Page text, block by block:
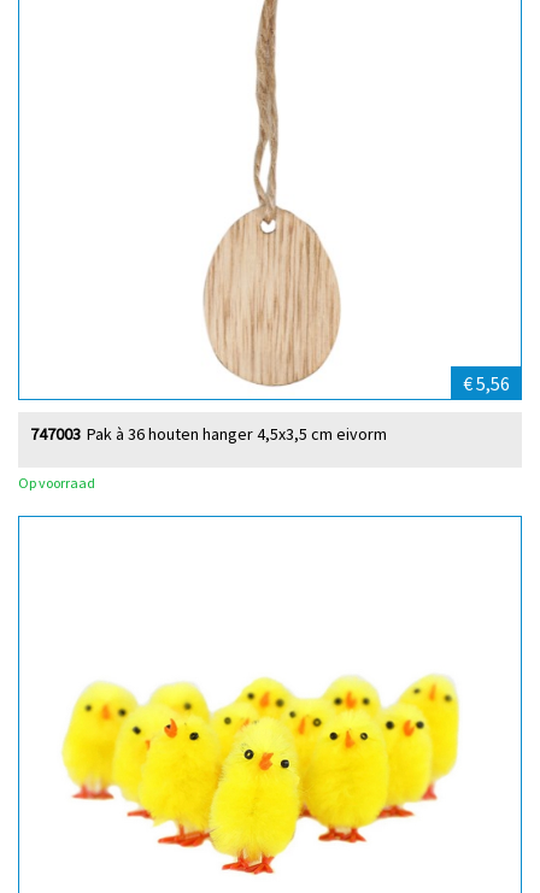
€ 5,56
Pak à 36 houten hanger 4,5x3,5 cm eivorm
747003
Op voorraad